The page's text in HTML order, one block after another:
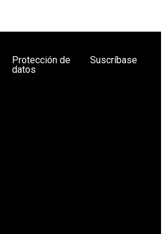
Protección de
datos
Suscríbase